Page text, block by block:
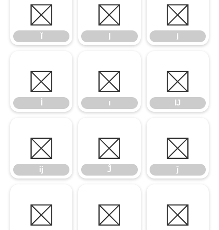
ĭ
ĭ
Į į
į
İ ı
ı
Ĳ
Ĳ
ĳ
ĳ
Ĵ
Ĵ
ĵ
ĵ
Ķ ķ Ĺ